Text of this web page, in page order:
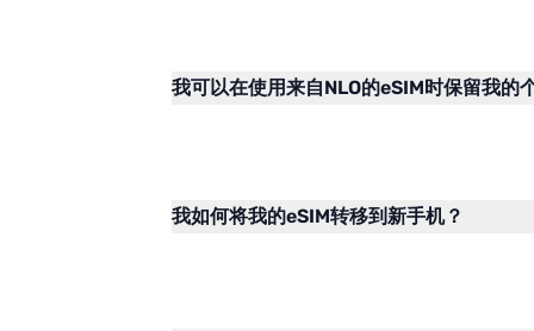
我可以在使用来自NLO的eSIM时保留我的
我如何将我的eSIM转移到新手机？